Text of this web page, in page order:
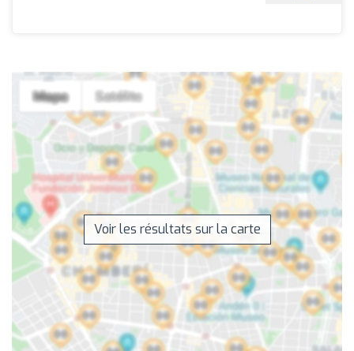
Voir les résultats sur la carte